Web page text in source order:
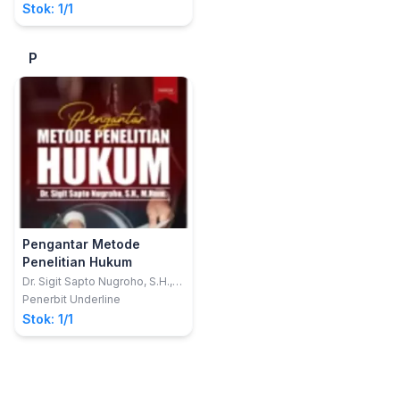
Stok: 1/1
P
Pengantar Metode
Penelitian Hukum
Dr. Sigit Sapto Nugroho, S.H.,
M.Hum.
Penerbit Underline
Stok: 1/1